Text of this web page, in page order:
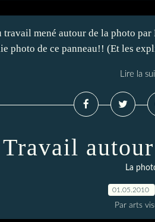
travail mené autour de la photo
photo de ce panneau!! (Et les
Lire la
Travail
La
01.05.2010
Par arts